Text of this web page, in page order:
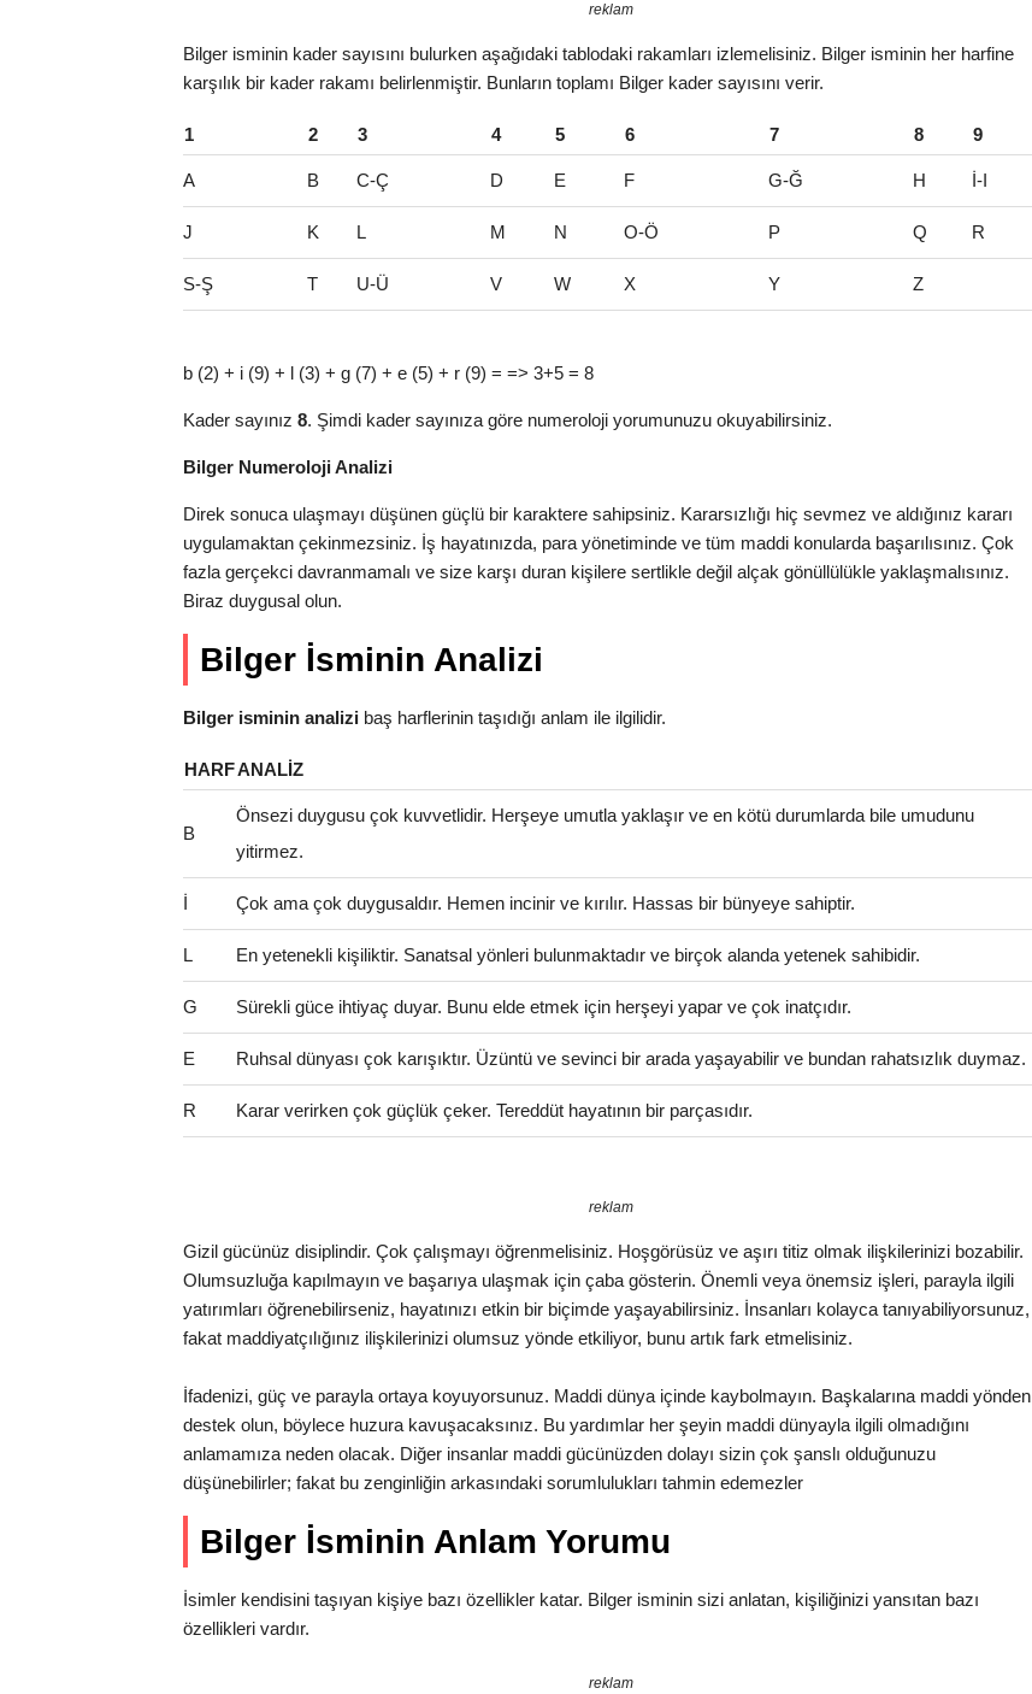
reklam
Bilger isminin kader sayısını bulurken aşağıdaki tablodaki rakamları izlemelisiniz. Bilger isminin her harfine
karşılık bir kader rakamı belirlenmiştir. Bunların toplamı Bilger kader sayısını verir.
1 2 3 4 5 6 7 8 9
A B C-Ç D E F G-Ğ H İ-I
J K L M N O-Ö P Q R
S-Ş T U-Ü V W X Y Z
b (2) + i (9) + l (3) + g (7) + e (5) + r (9) = => 3+5 = 8
Kader sayınız 8. Şimdi kader sayınıza göre numeroloji yorumunuzu okuyabilirsiniz.
Bilger Numeroloji Analizi
Direk sonuca ulaşmayı düşünen güçlü bir karaktere sahipsiniz. Kararsızlığı hiç sevmez ve aldığınız kararı
uygulamaktan çekinmezsiniz. İş hayatınızda, para yönetiminde ve tüm maddi konularda başarılısınız. Çok
fazla gerçekci davranmamalı ve size karşı duran kişilere sertlikle değil alçak gönüllülükle yaklaşmalısınız.
Biraz duygusal olun.
Bilger İsminin Analizi
Bilger isminin analizi baş harflerinin taşıdığı anlam ile ilgilidir.
HARFANALIZ
B
Önsezi duygusu çok kuvvetlidir. Herşeye umutla yaklaşır ve en kötü durumlarda bile umudunu
yitirmez.
İ Çok ama çok duygusaldır. Hemen incinir ve kırılır. Hassas bir bünyeye sahiptir.
L En yetenekli kişiliktir. Sanatsal yönleri bulunmaktadır ve birçok alanda yetenek sahibidir.
G Sürekli güce ihtiyaç duyar. Bunu elde etmek için herşeyi yapar ve çok inatçıdır.
E Ruhsal dünyası çok karışıktır. Üzüntü ve sevinci bir arada yaşayabilir ve bundan rahatsızlık duymaz.
R Karar verirken çok güçlük çeker. Tereddüt hayatının bir parçasıdır.
reklam
Gizil gücünüz disiplindir. Çok çalışmayı öğrenmelisiniz. Hoşgörüsüz ve aşırı titiz olmak ilişkilerinizi bozabilir.
Olumsuzluğa kapılmayın ve başarıya ulaşmak için çaba gösterin. Önemli veya önemsiz işleri, parayla ilgili
yatırımları öğrenebilirseniz, hayatınızı etkin bir biçimde yaşayabilirsiniz. İnsanları kolayca tanıyabiliyorsunuz,
fakat maddiyatçılığınız ilişkilerinizi olumsuz yönde etkiliyor, bunu artık fark etmelisiniz.
İfadenizi, güç ve parayla ortaya koyuyorsunuz. Maddi dünya içinde kaybolmayın. Başkalarına maddi yönden
destek olun, böylece huzura kavuşacaksınız. Bu yardımlar her şeyin maddi dünyayla ilgili olmadığını
anlamamıza neden olacak. Diğer insanlar maddi gücünüzden dolayı sizin çok şanslı olduğunuzu
düşünebilirler; fakat bu zenginliğin arkasındaki sorumlulukları tahmin edemezler
Bilger İsminin Anlam Yorumu
İsimler kendisini taşıyan kişiye bazı özellikler katar. Bilger isminin sizi anlatan, kişiliğinizi yansıtan bazı
özellikleri vardır.
reklam